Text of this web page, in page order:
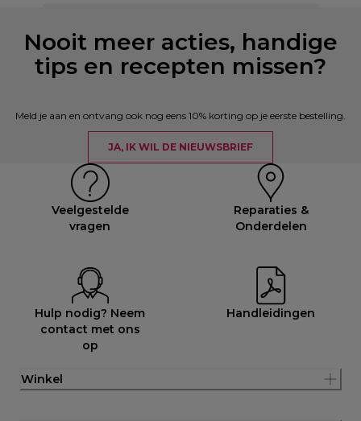
Nooit meer acties, handige
tips en recepten missen?
Meld je aan en ontvang ook nog eens 10% korting op je eerste bestelling.
JA, IK WIL DE NIEUWSBRIEF
Veelgestelde
vragen
Reparaties &
Onderdelen
Hulp nodig? Neem
contact met ons
op
Handleidingen
Winkel